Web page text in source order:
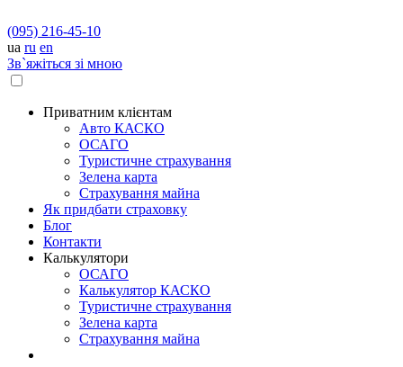
(095) 216-45-10
ua ru en
Зв`яжіться зі мною
Приватним клієнтам
Авто КАСКО
OСАГО
Туристичне страхування
Зелена карта
Страхування майна
Як придбати страховку
Блог
Контакти
Калькулятори
OСАГО
Калькулятор КАСКО
Туристичне страхування
Зелена карта
Страхування майна